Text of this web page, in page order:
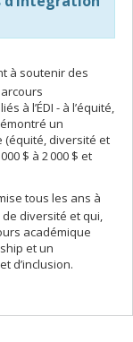
à soutenir des
à l’ÉDI - à l’équité,
un
(équité, diversité et
$ à 2 000 $ et
tous les ans à
diversité et qui,
académique
et un
d’inclusion.